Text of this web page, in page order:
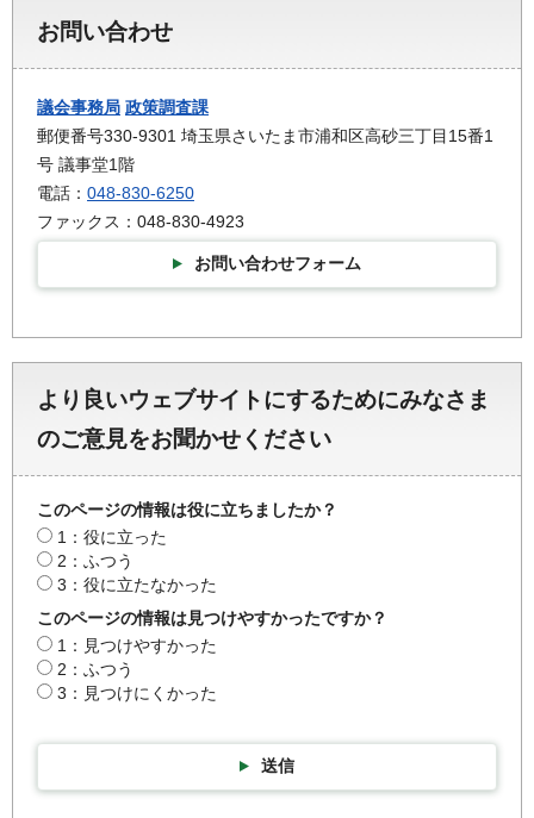
お問い合わせ
議会事務局 政策調査課
郵便番号330-9301 埼玉県さいたま市浦和区高砂三丁目15番1
号 議事堂1階
電話： 048-830-6250
ファックス：048-830-4923
お問い合わせフォーム
より良いウェブサイトにするためにみなさま
のご意見をお聞かせください
このページの情報は役に立ちましたか？
1：役に立った
2：ふつう
3：役に立たなかった
このページの情報は見つけやすかったですか？
1：見つけやすかった
2：ふつう
3：見つけにくかった
送信